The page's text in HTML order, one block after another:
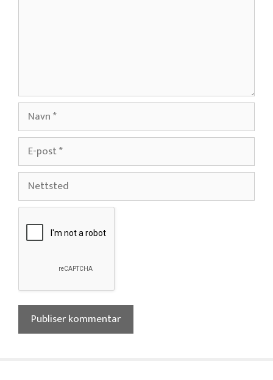
Navn
post
Nettsted